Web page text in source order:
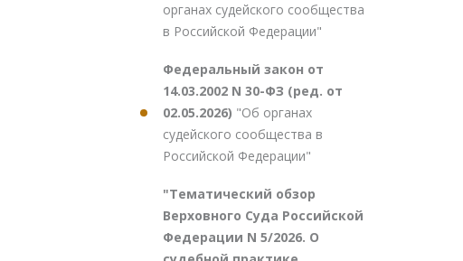
органах судейского сообщества
в Российской Федерации"
Федеральный закон от
14.03.2002 N 30-ФЗ (ред. от
02.05.2026) "Об органах
судейского сообщества в
Российской Федерации"
"Тематический обзор
Верховного Суда Российской
Федерации N 5/2026. О